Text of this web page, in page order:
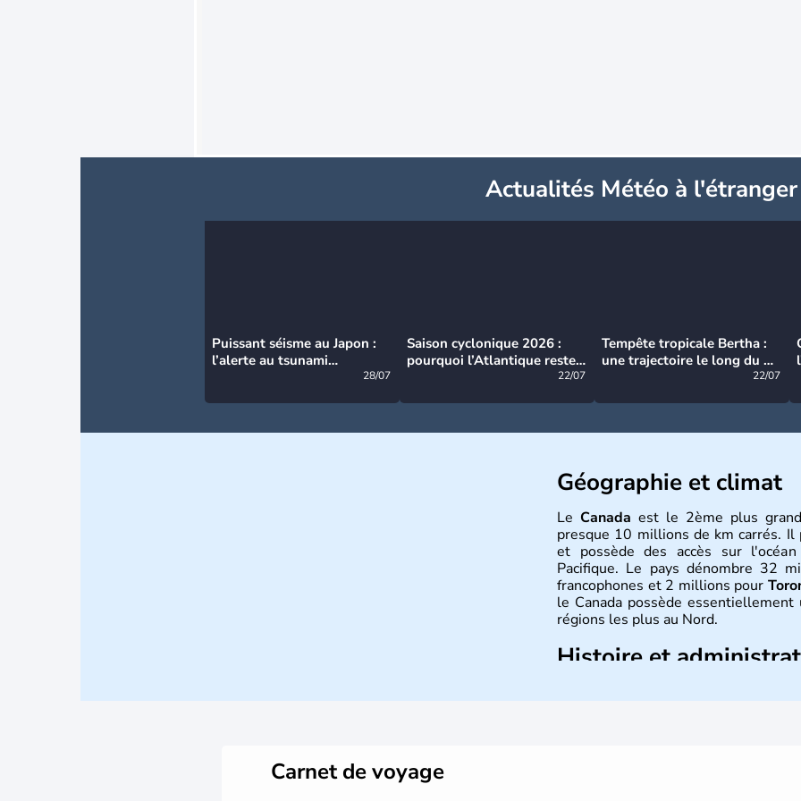
Actualités Météo à l'étranger
Puissant séisme au Japon :
l’alerte au tsunami
28/07
Saison cyclonique 2026 :
pourquoi l’Atlantique reste
22/07
Tempête tropicale Bertha :
une trajectoire le long du du
22/07
Géographie et climat
LeCanada est le 2ème plus
presque 10 millions de km carrés.
et possède des accès sur
Pacifique. Le pays dénombre 32
francophones et 2 millions pour
le Canada possède essentiellement
régions les plus au Nord.
Histoire et
Carnet de voyage